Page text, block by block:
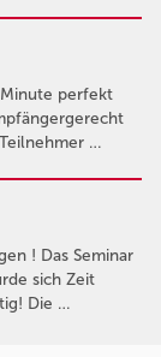
perfekt
…
! Das Seminar
sich Zeit
Die …